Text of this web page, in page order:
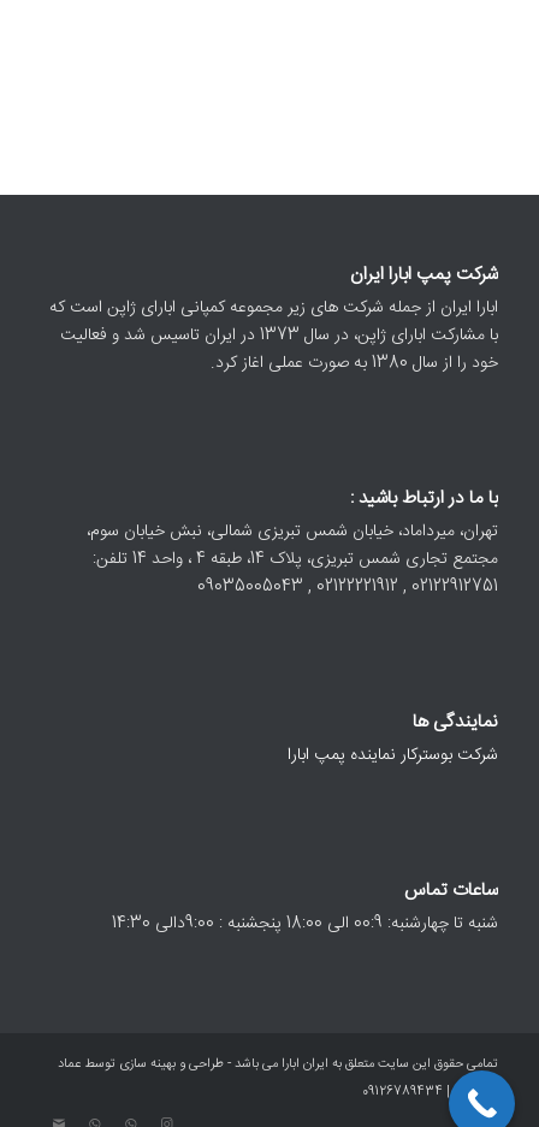
شرکت پمپ ابارا ایران
ابارا ایران از جمله شرکت های زیر مجموعه کمپانی ابارای ژاپن است که
با مشارکت ابارای ژاپن، در سال 1373 در ایران تاسیس شد و فعالیت
خود را از سال 1380 به صورت عملی اغاز کرد.
با ما در ارتباط باشید :
تهران، میرداماد، خیابان شمس تبریزی شمالی، نبش خیابان سوم،
مجتمع تجاری شمس تبریزی، پلاک 14، طبقه 4 ، واحد 14 تلفن:
02122912751 , 02122221912 , 09035005043
نمایندگی ها
شرکت بوسترکار نماینده پمپ ابارا
ساعات تماس
شنبه تا چهارشنبه: 00:9 الی 18:00 پنجشنبه : 9:00دالی 14:30
تمامی حقوق این سایت متعلق به ایران ابارا می باشد - طراحی و بهینه سازی توسط عماد
معصومی | 09126789434